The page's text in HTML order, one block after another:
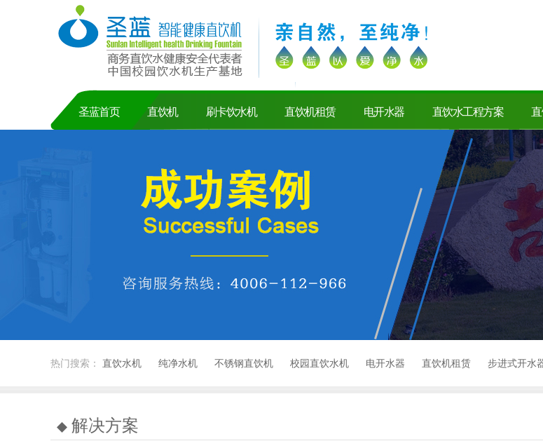
圣蓝首页 直饮机 刷卡饮水机 直饮机租赁 电开水器 直饮水工程方案
热门搜索： 直饮水机 纯净水机 不锈钢直饮机 校园直饮水机 电开水器 直饮机租赁 步进式开水
解决方案